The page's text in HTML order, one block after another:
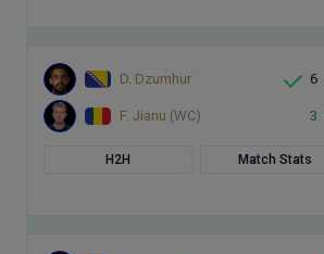
D. Dzumhur 6
F. Jianu (WC) 3
H2H Match Stats